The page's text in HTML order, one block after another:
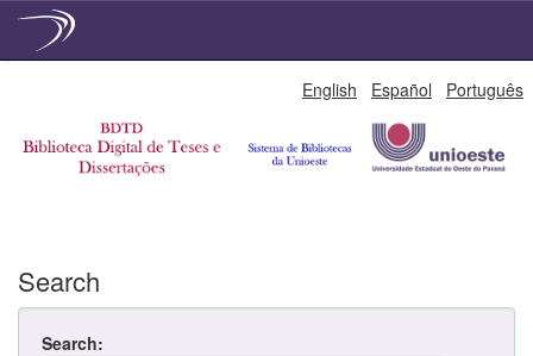
English Español Português
Search
Search: